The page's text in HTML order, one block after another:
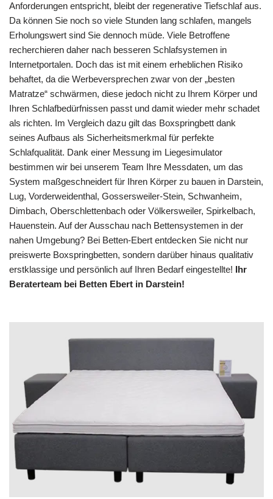
Anforderungen entspricht, bleibt der regenerative Tiefschlaf aus.
Da können Sie noch so viele Stunden lang schlafen, mangels
Erholungswert sind Sie dennoch müde. Viele Betroffene
recherchieren daher nach besseren Schlafsystemen in
Internetportalen. Doch das ist mit einem erheblichen Risiko
behaftet, da die Werbeversprechen zwar von der „besten
Matratze“ schwärmen, diese jedoch nicht zu Ihrem Körper und
Ihren Schlafbedürfnissen passt und damit wieder mehr schadet
als richten. Im Vergleich dazu gilt das Boxspringbett dank
seines Aufbaus als Sicherheitsmerkmal für perfekte
Schlafqualität. Dank einer Messung im Liegesimulator
bestimmen wir bei unserem Team Ihre Messdaten, um das
System maßgeschneidert für Ihren Körper zu bauen in Darstein,
Lug, Vorderweidenthal, Gossersweiler-Stein, Schwanheim,
Dimbach, Oberschlettenbach oder Völkersweiler, Spirkelbach,
Hauenstein. Auf der Ausschau nach Bettensystemen in der
nahen Umgebung? Bei Betten-Ebert entdecken Sie nicht nur
preiswerte Boxspringbetten, sondern darüber hinaus qualitativ
erstklassige und persönlich auf Ihren Bedarf eingestellte! Ihr
Beraterteam bei Betten Ebert in Darstein!